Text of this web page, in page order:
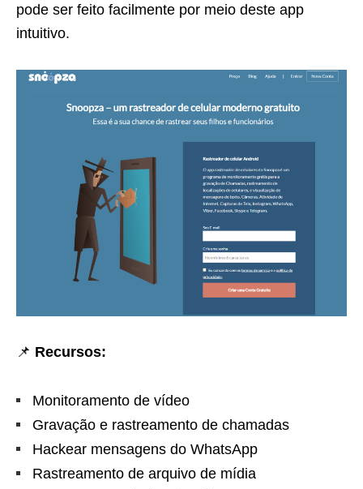
pode ser feito facilmente por meio deste app
intuitivo.
📌 Recursos:
Monitoramento de vídeo
Gravação e rastreamento de chamadas
Hackear mensagens do WhatsApp
Rastreamento de arquivo de mídia